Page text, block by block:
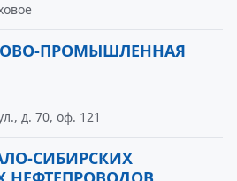
ПРОМЫШЛЕННАЯ
д. 70, оф. 121
СИБИРСКИХ